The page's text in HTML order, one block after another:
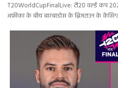
T20WorldCupFinalLive: टी20 वर्ल्ड कप
अफ्रीका के बीच बारबाडोस के ब्रिजटाउन के